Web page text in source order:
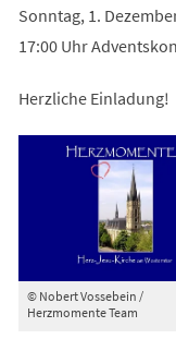
Sonntag, 1.
17:00 Uhr
Herzliche Einladung!
© Nobert Vossebein /
Herzmomente Team